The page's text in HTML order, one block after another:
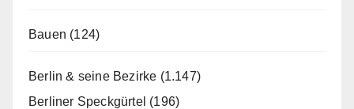
Bauen (124)
Berlin & seine Bezirke (1.147)
Berliner Speckgürtel (196)